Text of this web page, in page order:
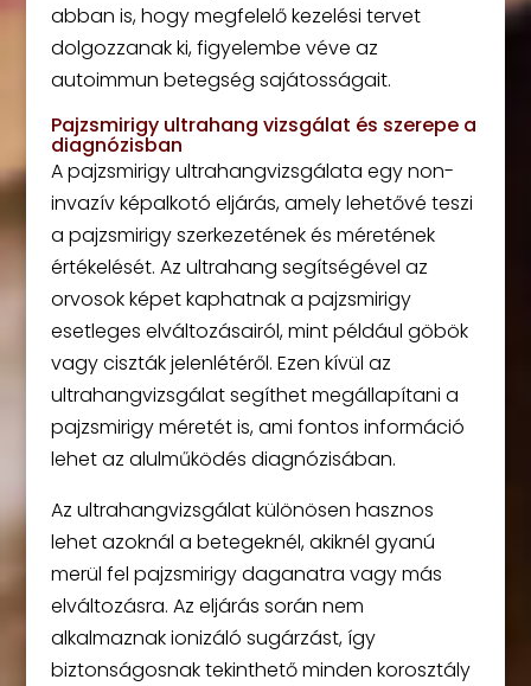
abban is, hogy megfelelő kezelési tervet
dolgozzanak ki, figyelembe véve az
autoimmun betegség sajátosságait.
Pajzsmirigy ultrahang vizsgálat és szerepe a
diagnózisban
A pajzsmirigy ultrahangvizsgálata egy non-
invazív képalkotó eljárás, amely lehetővé teszi
a pajzsmirigy szerkezetének és méretének
értékelését. Az ultrahang segítségével az
orvosok képet kaphatnak a pajzsmirigy
esetleges elváltozásairól, mint például göbök
vagy ciszták jelenlétéről. Ezen kívül az
ultrahangvizsgálat segíthet megállapítani a
pajzsmirigy méretét is, ami fontos információ
lehet az alulműködés diagnózisában.
Az ultrahangvizsgálat különösen hasznos
lehet azoknál a betegeknél, akiknél gyanú
merül fel pajzsmirigy daganatra vagy más
elváltozásra. Az eljárás során nem
alkalmaznak ionizáló sugárzást, így
biztonságosnak tekinthető minden korosztály